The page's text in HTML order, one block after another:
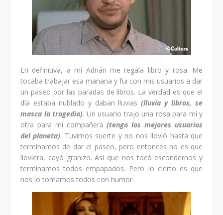
En definitiva, a mí Adrián me regala libro y rosa. Me
tocaba trabajar esa mañana y fui con mis usuarios a dar
un paseo por las paradas de libros. La verdad es que el
día estaba nublado y daban lluvias (lluvia y libros, se
masca la tragedia). Un usuario trajo una rosa para mí y
otra para mi compañera(tengo los mejores usuarios
del planeta). Tuvimos suerte y no nos llovió hasta que
terminamos de dar el paseo, pero entonces no es que
lloviera, cayó granizo. Así que nos tocó escondernos y
terminamos todos empapados. Pero lo cierto es que
nos lo tomamos todos con humor.